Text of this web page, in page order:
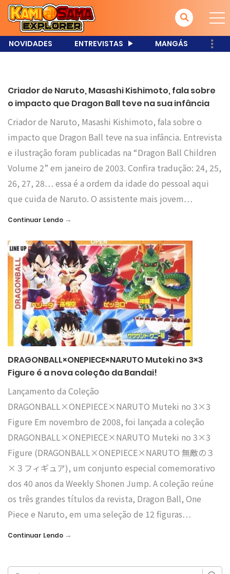
NOVIDADES ENTREVISTAS MANGÁS
Criador de Naruto, Masashi Kishimoto, fala sobre
o impacto que Dragon Ball teve na sua infância
Criador de Naruto, Masashi Kishimoto, fala sobre o
impacto que Dragon Ball teve na sua infância. Entrevista
e ilustração foram publicadas na “Dragon Ball Children
Volume 2” em janeiro de 2003. Confira tradução: 24, 25,
26, 27, 28… essa é a ordem da idade do pessoal aqui
que cuida de Naruto. O assistente mais jovem…
Continuar Lendo →
DRAGONBALL×ONEPIECE×NARUTO Muteki no 3×3
Figure é a nova coleção da Bandai!
Lançamento da Coleção
DRAGONBALL×ONEPIECE×NARUTO Muteki no 3×3
Figure Em novembro de 2008, foi lançada a coleção
DRAGONBALL×ONEPIECE×NARUTO Muteki no 3×3
Figure (DRAGONBALL×ONEPIECE×NARUTO 無敵の３
×３フィギュア), um conjunto especial comemorativo
dos 40 anos da Weekly Shonen Jump. A coleção reúne
os três grandes títulos da revista, Dragon Ball, One
Piece e Naruto, em uma seleção de 12 figuras…
Continuar Lendo →